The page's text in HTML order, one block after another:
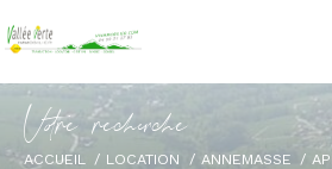
Vore recece
ACCUEIL LOCATION ANNEMASSE